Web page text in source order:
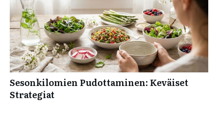
Sesonkilomien Pudottaminen: Keväiset
Strategiat